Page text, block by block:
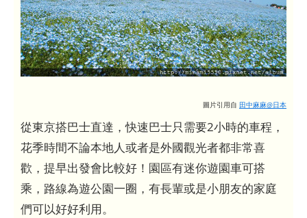
圖片引用自 田中麻麻@日本
從東京搭巴士直達，快速巴士只需要2小時的車程，
花季時間不論本地人或者是外國觀光者都非常喜
歡，提早出發會比較好！園區有迷你遊園車可搭
乘，路線為遊公園一圈，有長輩或是小朋友的家庭
們可以好好利用。